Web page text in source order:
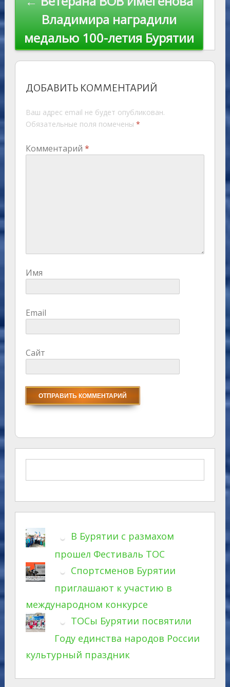
Владимира наградили
медалью 100-летия Бурятии
ДОБАВИТЬ КОММЕНТАРИЙ
Ваш адрес email не будет опубликован.
Обязательные поля помечены *
Комментарий *
Имя
Email
Сайт
В Бурятии с размахом
прошел Фестиваль ТОС
Спортсменов Бурятии
приглашают к участию в
международном конкурсе
ТОСы Бурятии посвятили
Году единства народов России
культурный праздник